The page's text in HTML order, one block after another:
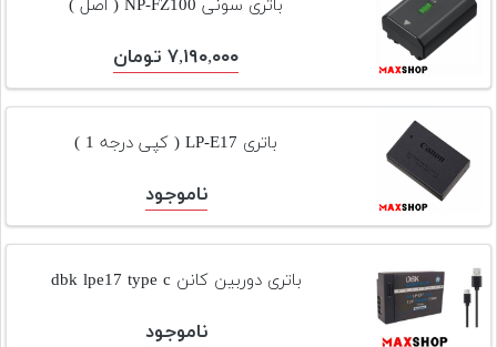
دوربین
باتری سونی NP-FZ100 ( اصل )
۷,۱۹۰,۰۰۰ تومان
باتری LP-E17 ( کپی درجه 1 )
ناموجود
باتری دوربین کانن dbk lpe17 type c
ناموجود